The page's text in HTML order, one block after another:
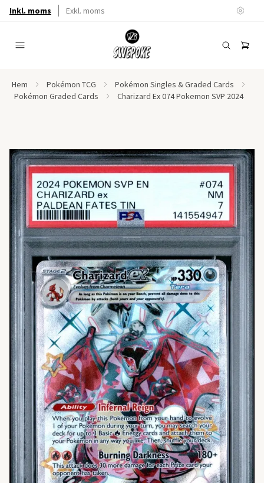
Inkl. moms Exkl. moms
Hem Pokémon TCG
Pokémon Singles & Graded Cards
Pokémon Graded Cards
Charizard Ex 074 Pokemon SVP 2024